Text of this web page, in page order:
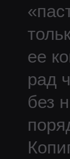
«
ее
рад
без